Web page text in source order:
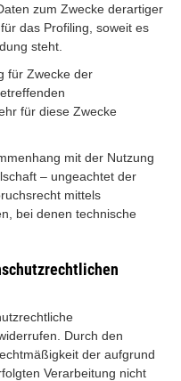
zum Zwecke derartiger
das Profiling, soweit es
steht.
für Zwecke der
für diese Zwecke
mit der Nutzung
– ungeachtet der
mittels
bei denen technische
Durch den
der aufgrund
Verarbeitung nicht